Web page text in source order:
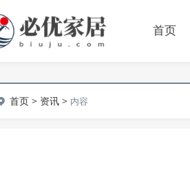
首页
首页 > 资讯 > 内容